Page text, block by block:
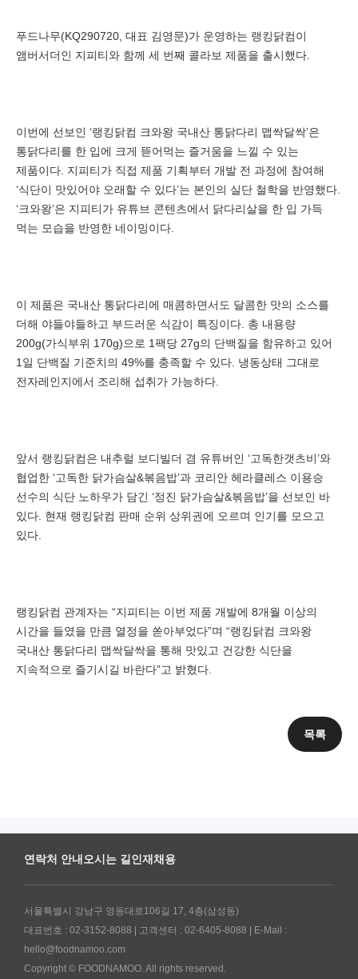
푸드나무(KQ290720, 대표 김영문)가 운영하는 랭킹닭컴이
앰버서더인 지피티와 함께 세 번째 콜라보 제품을 출시했다.
이번에 선보인 ‘랭킹닭컴 크와왕 국내산 통닭다리 맵싹달싹’은
통닭다리를 한 입에 크게 뜯어먹는 즐거움을 느낄 수 있는
제품이다. 지피티가 직접 제품 기획부터 개발 전 과정에 참여해
‘식단이 맛있어야 오래할 수 있다’는 본인의 실단 철학을 반영했다.
‘크와왕’은 지피티가 유튜브 콘텐츠에서 닭다리살을 한 입 가득
먹는 모습을 반영한 네이밍이다.
이 제품은 국내산 통닭다리에 매콤하면서도 달콤한 맛의 소스를
더해 야들야들하고 부드러운 식감이 특징이다. 총 내용량
200g(가식부위 170g)으로 1팩당 27g의 단백질을 함유하고 있어
1일 단백질 기준치의 49%를 충족할 수 있다. 냉동상태 그대로
전자레인지에서 조리해 섭취가 가능하다.
앞서 랭킹닭컴은 내추럴 보디빌더 겸 유튜버인 ‘고독한갯츠비’와
협업한 ‘고독한 닭가슴살&볶음밥’과 코리안 헤라클레스 이용승
선수의 식단 노하우가 담긴 ‘정진 닭가슴살&볶음밥’을 선보인 바
있다. 현재 랭킹닭컴 판매 순위 상위권에 오르며 인기를 모으고
있다.
랭킹닭컴 관계자는 “지피티는 이번 제품 개발에 8개월 이상의
시간을 들였을 만큼 열정을 쏟아부었다”며 “랭킹닭컴 크와왕
국내산 통닭다리 맵싹달싹을 통해 맛있고 건강한 식단을
지속적으로 즐기시길 바란다”고 밝혔다.
목록
연락처 안내 오시는 길 인재채용
서울특별시 강남구 영동대로106길 17, 4층(삼성동)
대표번호 : 02-3152-8088 | 고객센터 : 02-6405-8088 | E-Mail :
hello@foodnamoo.com
Copyright © FOODNAMOO. All rights reserved.